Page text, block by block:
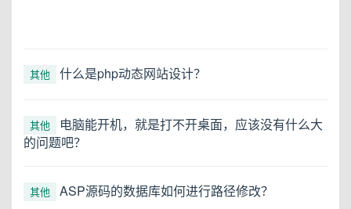
其他 什么是php动态网站设计？
其他
电脑能开机，就是打不开桌面，应该没有什么大
的问题吧？
其他 ASP源码的数据库如何进行路径修改？